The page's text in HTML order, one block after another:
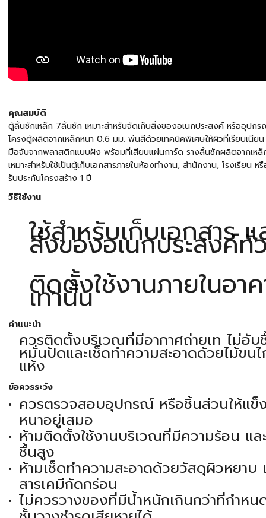
คุณสมบัติ
ตู้ลิ้นชักเหล็ก 7ลิ้นชัก เหมาะสำหรับจัดเก็บสิ่งของอเนกประสงค์ หรืออุปก
โครงตู้ผลิตจากเหล็กหนา 0.6 มม. พ่นสีด้วยเทคนิคพิเศษให้ผิวที่เรียบเนียน
มือจับจากพลาสติกแบบฝัง พร้อมที่เสียบแผ่นการ์ด รางลิ้นชักผลิตจากเห
เหมาะสำหรับใช้เป็นตู้เก็บเอกสารภายในห้องทำงาน, สำนักงาน, โรงเรียน
รับประกันโครงสร้าง 1 ปี
วิธีใช้งาน
ใช้สำหรับเก็บเอกสาร แ
สิ่งของอเนกประสงค์ทั่
ติดตั้งใช้งานภายในอา
เท่านั้น
คำแนะนำ
ควรติดตั้งบริเวณที่มีอากาศถ่ายเท ไม่อับ
หมั่นปัดและเช็ดทำความสะอาดด้วยไม้ขน
แห้ง
ข้อควรระวัง
ควรตรวจสอบอุปกรณ์ หรือชิ้นส่วนให้แข็
หนาอยู่เสมอ
ห้ามติดตั้งใช้งานบริเวณที่มีความร้อน แล
ชื้นสูง
ห้ามเช็ดทำความสะอาดด้วยวัสดุผิวหยาบ
สารเคมีกัดกร่อน
ไม่ควรวางของที่มีน้ำหนักเกินกว่าที่กำหน